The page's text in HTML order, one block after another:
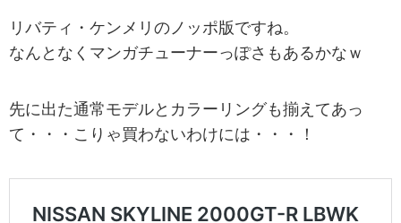
リバティ・ケンメリのノッポ版ですね。
なんとなくマンガチューナーっぽさもあるかなｗ
先に出た通常モデルとカラーリングも揃えてあっ
て・・・こりゃ買わないわけには・・・！